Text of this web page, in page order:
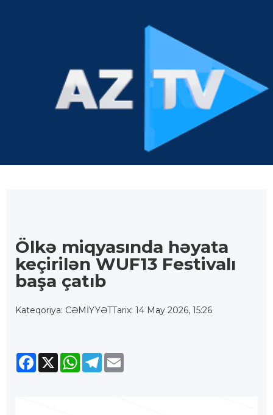
Ölkə miqyasında həyata
keçirilən WUF13 Festivalı
başa çatıb
Kateqoriya: CƏMİYYƏTTarix: 14 May 2026, 15:26
Facebook
X WhatsApp
Telegram